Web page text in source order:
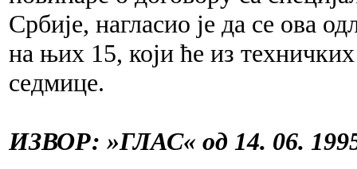
Србије, нагласио је да се ова
на њих 15, који ће из
седмице.
ИЗВОР: »ГЛАС« од 14. 06.